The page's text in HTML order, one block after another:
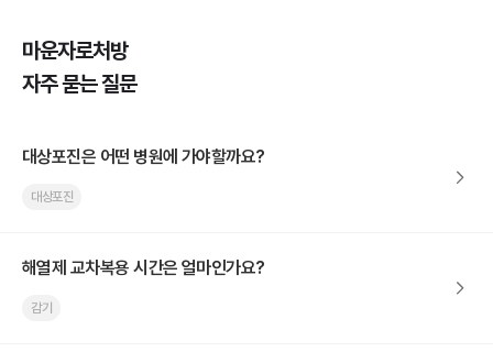
마운자로처방
자주 묻는 질문
대상포진은 어떤 병원에 가야할까요?
대상포진
해열제 교차복용 시간은 얼마인가요?
감기